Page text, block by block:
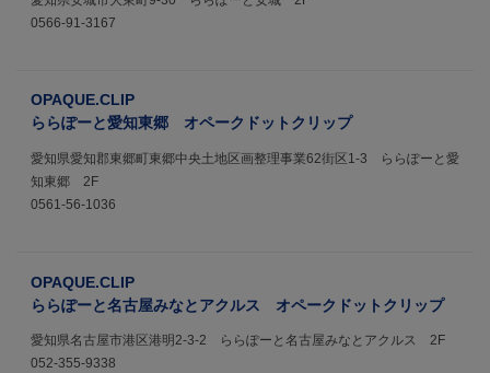
0566-91-3167
OPAQUE.CLIP
ららぽーと愛知東郷 オペークドットクリップ
愛知県愛知郡東郷町東郷中央土地区画整理事業62街区1-3 ららぽーと愛
知東郷 2F
0561-56-1036
OPAQUE.CLIP
ららぽーと名古屋みなとアクルス オペークドットクリップ
愛知県名古屋市港区港明2-3-2 ららぽーと名古屋みなとアクルス 2F
052-355-9338